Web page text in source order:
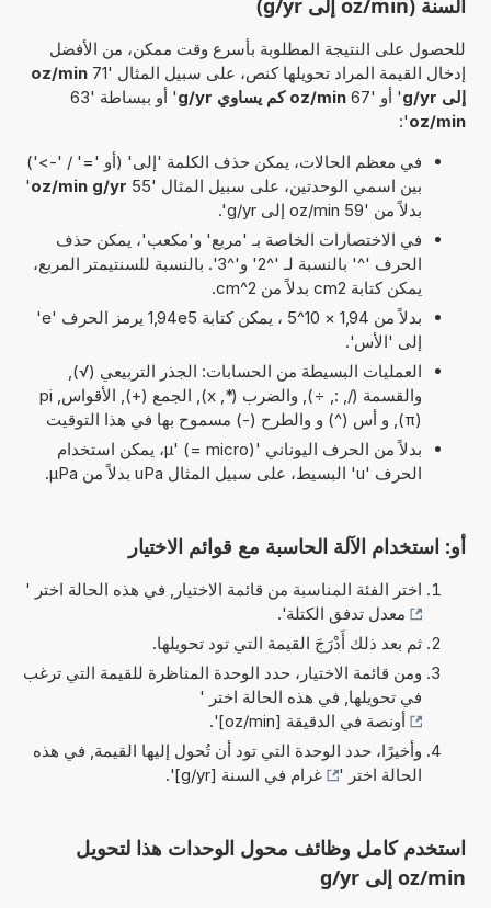
للحصول على النتيجة المطلوبة بأسرع وقت ممكن، من الأفضل
إدخال القيمة المراد تحويلها كنص، على سبيل المثال '71
oz/min
إلى g/yr
' أو '67 oz/min كم يساوي g/yr
' أو ببساطة '63
oz/min
':
في معظم الحالات، يمكن حذف الكلمة 'إلى' (أو '=' / '->')
بين اسمي الوحدتين، على سبيل المثال '55
oz/min g/yr
'
بدلاً من '59 oz/min إلى g/yr'.
في الاختصارات الخاصة بـ 'مربع' و'مكعب'، يمكن حذف
الحرف '^' بالنسبة لـ '^2' و'^3'. بالنسبة للسنتيمتر المربع،
يمكن كتابة cm2 بدلاً من cm^2.
بدلاً من 1,94 × 10^5 ، يمكن كتابة 1,94e5 يرمز الحرف 'e'
إلى 'الأس'.
العمليات البسيطة من الحسابات: الجذر التربيعي (√),
والقسمة (/, :, ÷), والضرب (*, x), الجمع (+), الأقواس, pi
(π), و أس (^) و والطرح (-) مسموح بها في هذا التوقيت
بدلاً من الحرف اليوناني 'µ' (= micro)، يمكن استخدام
الحرف 'u' البسيط، على سبيل المثال uPa بدلاً من µPa.
أو: استخدام الآلة الحاسبة مع قوائم الاختيار
اختر الفئة المناسبة من قائمة الاختيار, في هذه الحالة اختر '
معدل تدفق الكتلة'.
ثم بعد ذلك أَدْرَجَ القيمة التي تود تحويلها.
ومن قائمة الاختيار، حدد الوحدة المناظرة للقيمة التي ترغب
في تحويلها, في هذه الحالة اختر '
أونصة في الدقيقة [oz/min]
'.
وأخيرًا، حدد الوحدة التي تود أن تُحول إليها القيمة, في هذه
الحالة اختر '
غرام في السنة [g/yr] '.
استخدم كامل وظائف محول الوحدات هذا لتحويل
oz/min إلى g/yr